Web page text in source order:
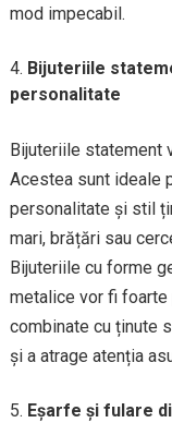
mod impecabil.
Bijuteriile
personalitate
Bijuteriile statement
Acestea sunt ideale
personalitate și stil
mari, brățări sau
Bijuteriile cu forme
metalice vor fi
combinate cu ținute
și a atrage atenția
Eșarfe și fulare